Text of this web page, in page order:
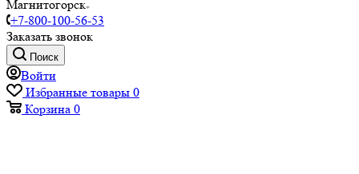
Магнитогорск
+7-800-100-56-53
Заказать звонок
Поиск
Войти
Избранные товары 0
Корзина 0